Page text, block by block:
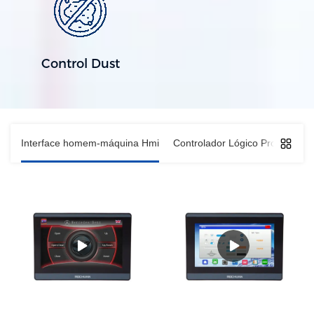
Control Dust
Interface homem-máquina Hmi Controlador Lógico